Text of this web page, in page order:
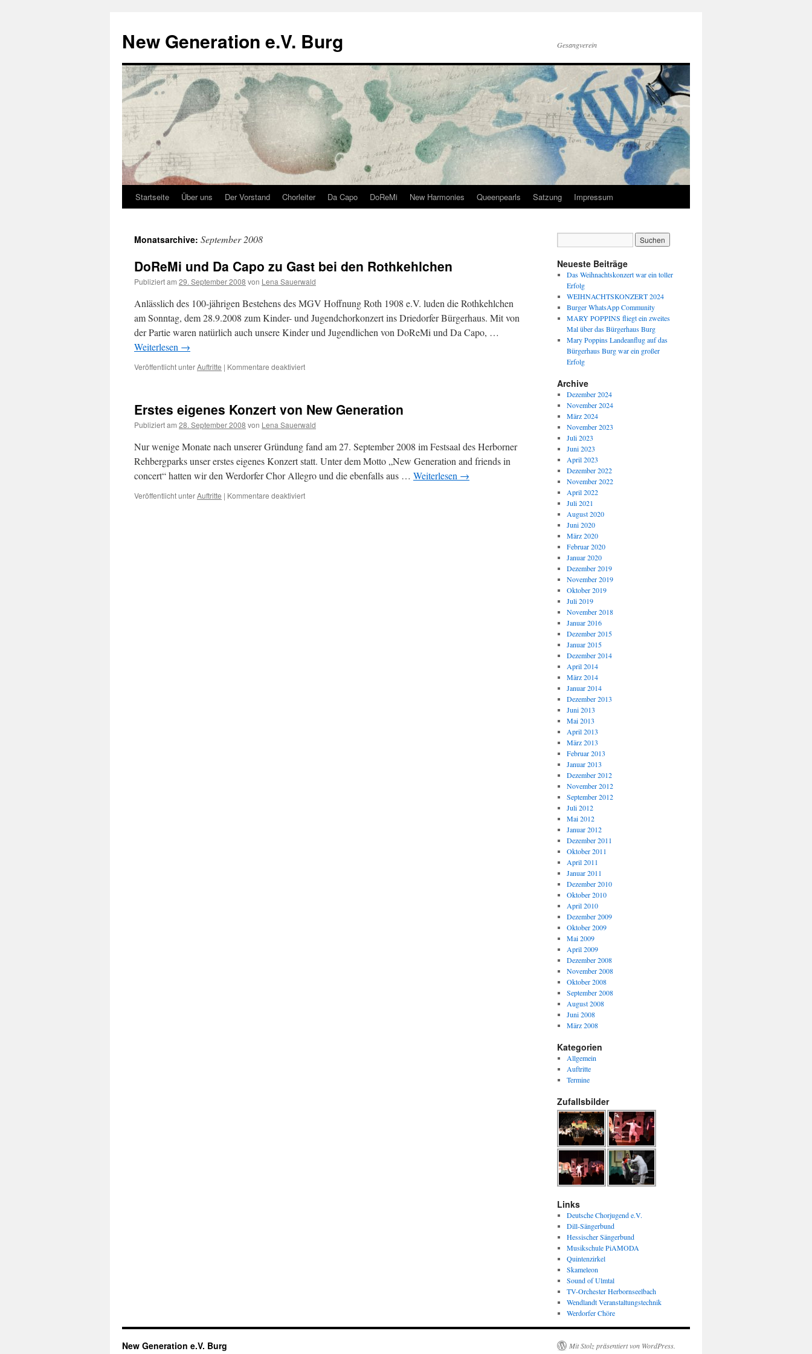
springen
New Generation e.V. Burg Gesangverein
Startseite Über uns Der Vorstand Chorleiter Da Capo DoReMi New Harmonies Queenpearls Satzung Impressum
Monatsarchive: September 2008
DoReMi und Da Capo zu Gast bei den Rothkehlchen
Publiziert am 29. September 2008 von Lena Sauerwald
Anlässlich des 100-jährigen Bestehens des MGV Hoffnung Roth 1908 e.V. luden die Rothkehlchen
am Sonntag, dem 28.9.2008 zum Kinder- und Jugendchorkonzert ins Driedorfer Bürgerhaus. Mit von
der Partie waren natürlich auch unsere Kinder und Jugendlichen von DoReMi und Da Capo, …
Weiterlesen →
Veröffentlicht unterAuftritte | Kommentare deaktiviertfür
Capo
zu
Gast
bei
den
Rothkehlchen
Erstes eigenes Konzert von New Generation
Publiziert am 28. September 2008 von Lena Sauerwald
Nur wenige Monate nach unserer Gründung fand am 27. September 2008 im Festsaal des Herborner
Rehbergparks unser erstes eigenes Konzert statt. Unter dem Motto „New Generation and friends in
concert“ hatten wir den Werdorfer Chor Allegro und die ebenfalls aus … Weiterlesen →
Veröffentlicht unterAuftritte | Kommentare deaktiviertfür
Neueste Beiträge
Das Weihnachtskonzert war ein toller
Erfolg
WEIHNACHTSKONZERT 2024
Burger WhatsApp Community
MARY POPPINS fliegt ein zweites
Mal über das Bürgerhaus Burg
Mary Poppins Landeanflug auf das
Bürgerhaus Burg war ein großer
Erfolg
Archive
Dezember 2024
November 2024
März 2024
November 2023
Juli 2023
Juni 2023
April 2023
Dezember 2022
November 2022
April 2022
Juli 2021
August 2020
Juni 2020
März 2020
Februar 2020
Januar 2020
Dezember 2019
November 2019
Oktober 2019
Juli 2019
November 2018
Januar 2016
Dezember 2015
Januar 2015
Dezember 2014
April 2014
März 2014
Januar 2014
Dezember 2013
Juni 2013
Mai 2013
April 2013
März 2013
Februar 2013
Januar 2013
Dezember 2012
November 2012
September 2012
Juli 2012
Mai 2012
Januar 2012
Dezember 2011
Oktober 2011
April 2011
Januar 2011
Dezember 2010
Oktober 2010
April 2010
Dezember 2009
Oktober 2009
Mai 2009
April 2009
Dezember 2008
November 2008
Oktober 2008
September 2008
August 2008
Juni 2008
März 2008
Kategorien
Allgemein
Auftritte
Termine
Zufallsbilder
Links
Deutsche Chorjugend e.V.
Dill-Sängerbund
Hessischer Sängerbund
Musikschule PiAMODA
Quintenzirkel
Skameleon
Sound of Ulmtal
TV-Orchester Herbornseelbach
Wendlandt Veranstaltungstechnik
Werdorfer Chöre
New Generation e.V. Burg Mit Stolz präsentiert von WordPress.